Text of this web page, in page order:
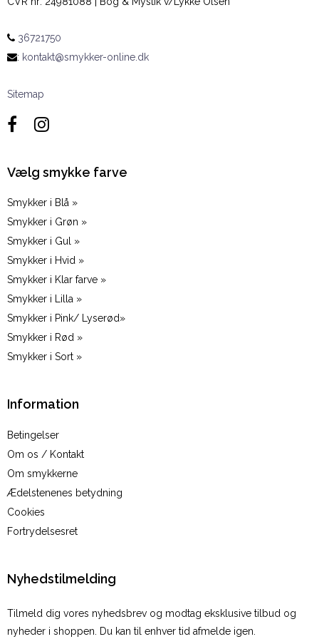
36721750
: kontakt@smykker-online.dk
Sitemap
Vælg smykke farve
Smykker i Blå »
Smykker i Grøn »
Smykker i Gul »
Smykker i Hvid »
Smykker i Klar farve »
Smykker i Lilla »
Smykker i Pink/ Lyserød»
Smykker i Rød »
Smykker i Sort »
Information
Betingelser
Om os / Kontakt
Om smykkerne
Ædelstenenes betydning
Cookies
Fortrydelsesret
Nyhedstilmelding
Tilmeld dig vores nyhedsbrev og modtag eksklusive tilbud og
nyheder i shoppen. Du kan til enhver tid afmelde igen.